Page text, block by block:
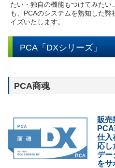
たい・独自の機能もつけてみた
も、PCAのシステムを熟知した
イズいたします。
PCA「DXシリーズ」
PCA商魂
販売
仕入
応し
デー
をサ
取扱製品
PRODUCT
サポート
SUPPORT